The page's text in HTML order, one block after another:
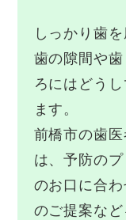
しっかり歯
歯の隙間や
ろにはどう
ます。
前橋市の歯
は、予防の
のお口に合
のご提案な